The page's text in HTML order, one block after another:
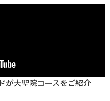
が大聖院コースをご紹介